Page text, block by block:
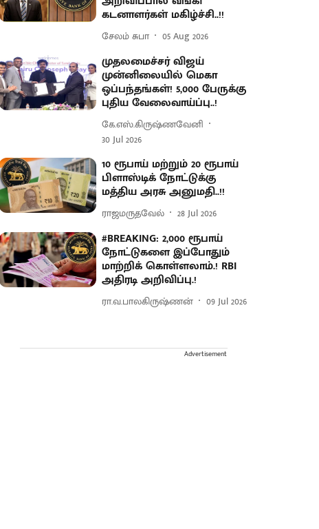
கடனாளர்கள் மகிழ்ச்சி..!!
சேலம் சுபா 05 Aug 2026
முதலமைச்சர் விஜய்
முன்னிலையில் மெகா
ஒப்பந்தங்கள்! 5,000 பேருக்கு
புதிய வேலைவாய்ப்பு..!
கே.எஸ்.கிருஷ்ணவேனி
30 Jul 2026
10 ரூபாய் மற்றும் 20 ரூபாய்
பிளாஸ்டிக் நோட்டுக்கு
மத்திய அரசு அனுமதி..!!
ராஜமருதவேல் 28 Jul 2026
#BREAKING: 2,000 ரூபாய்
நோட்டுகளை இப்போதும்
மாற்றிக் கொள்ளலாம்.! RBI
அதிரடி அறிவிப்பு.!
ரா.வ.பாலகிருஷ்ணன் 09 Jul 2026
Advertisement